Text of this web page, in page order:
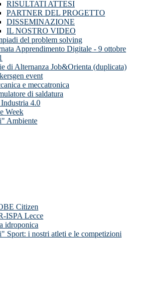
RISULTATI ATTESI
PARTNER DEL PROGETTO
DISSEMINAZIONE
IL NOSTRO VIDEO
del problem solving
Apprendimento Digitale - 9 ottobre
di Alternanza Job&Orienta (duplicata)
event
e meccatronica
di saldatura
4.0
Week
Ambiente
Citizen
ISPA Lecce
idroponica
Sport: i nostri atleti e le competizioni